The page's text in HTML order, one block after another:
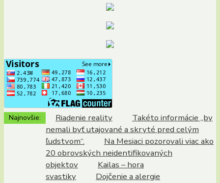
Najnovšie: Riadenie reality
Takéto informácie „by
nemali byť utajované a skryté pred celým
ľudstvom“.
Na Mesiaci pozorovali viac ako
20 obrovských neidentifikovaných
objektov
Kailas – hora
svastiky
Dojčenie a alergie